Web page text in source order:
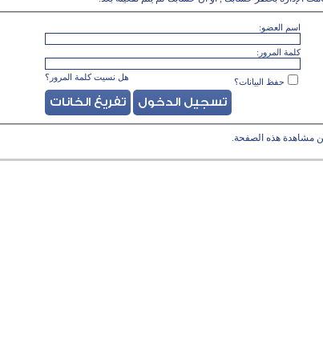
اسم العضو:
كلمة المرور:
هل نسيت كلمة المرور؟ حفظ البيانات؟
مشاهدة هذه الصفحة.